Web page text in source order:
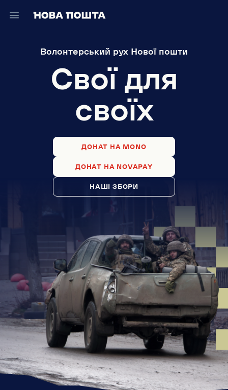
Волонтерський рух Нової пошти
Свої для
своїх
ДОНАТ НА MONO
ДОНАТ НА NOVAPAY
НАШІ ЗБОРИ